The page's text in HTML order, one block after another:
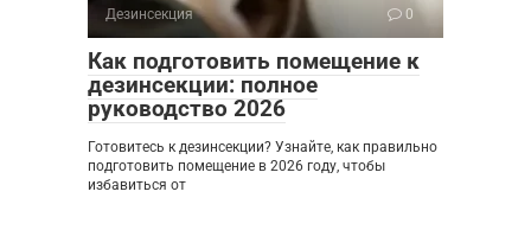
Дезинсекция 0
Как подготовить помещение к
дезинсекции: полное
руководство 2026
Готовитесь к дезинсекции? Узнайте, как правильно
подготовить помещение в 2026 году, чтобы
избавиться от